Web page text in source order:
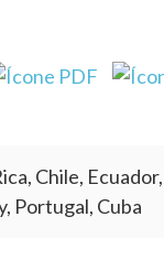
Chile, Ecuador,
Portugal, Cuba